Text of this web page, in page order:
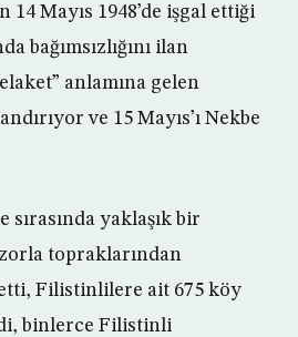
Mayıs 1948’de işgal ettiği
bağımsızlığını ilan
anlamına gelen
ve 15 Mayıs’ı Nekbe
yaklaşık bir
topraklarından
Filistinlilere ait 675 köy
binlerce Filistinli